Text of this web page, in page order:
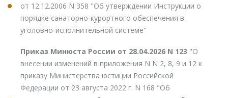
от 12.12.2006 N 358 "Об утверждении Инструкции о
порядке санаторно-курортного обеспечения в
уголовно-исполнительной системе"
Приказ Минюста России от 28.04.2026 N 123 "О
внесении изменений в приложения N N 2, 8, 9 и 12 к
приказу Министерства юстиции Российской
Федерации от 23 августа 2022 г. N 168 "Об